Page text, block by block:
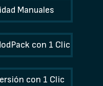
Manuales
con 1 Clic
con 1 Clic